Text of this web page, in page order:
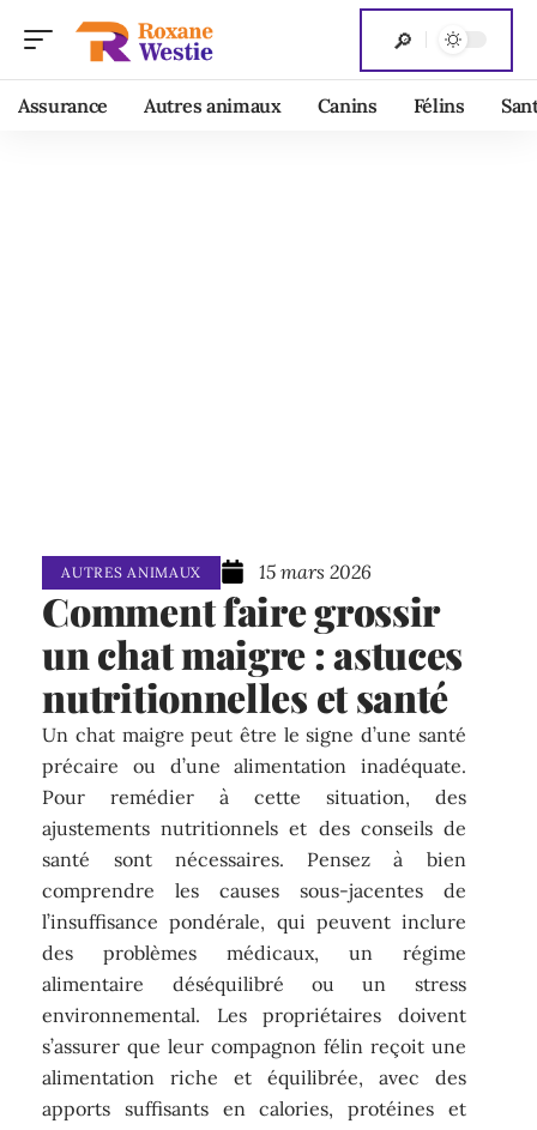
Assurance Autres animaux Canins Félins
AUTRES ANIMAUX 15 mars 2026
Comment faire grossir
un chat maigre : astuces
nutritionnelles et santé
Un chat maigre peut être le signe d’une santé
précaire ou d’une alimentation inadéquate.
Pour remédier à cette situation, des
ajustements nutritionnels et des conseils de
santé sont nécessaires. Pensez à bien
comprendre les causes sous-jacentes de
l’insuffisance pondérale, qui peuvent inclure
des problèmes médicaux, un régime
alimentaire déséquilibré ou un stress
environnemental. Les propriétaires doivent
s’assurer que leur compagnon félin reçoit une
alimentation riche et équilibrée, avec des
apports suffisants en calories, protéines et